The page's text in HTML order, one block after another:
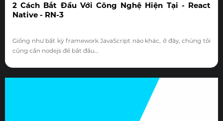
2 Cách Bắt Đầu Với Công Nghệ Hiện Tại - React
Native - RN-3
Giống như bất kỳ framework JavaScript nào khác, ở đây, chúng tôi
cũng cần nodejs để bắt đầu…